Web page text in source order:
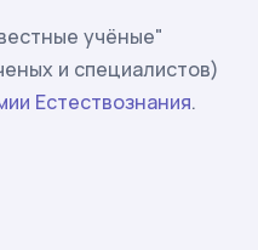
учёные"
и специалистов)
Естествознания.